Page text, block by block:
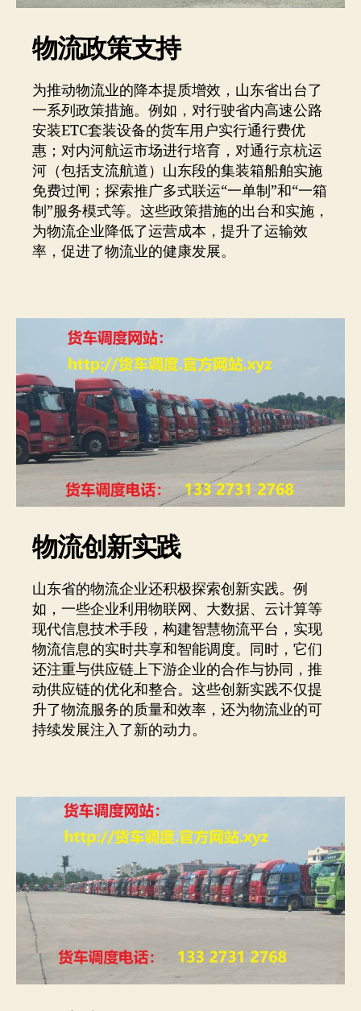
物流政策支持
为推动物流业的降本提质增效，山东省出台了
一系列政策措施。例如，对行驶省内高速公路
安装ETC套装设备的货车用户实行通行费优
惠；对内河航运市场进行培育，对通行京杭运
河（包括支流航道）山东段的集装箱船舶实施
免费过闸；探索推广多式联运“一单制”和“一箱
制”服务模式等。这些政策措施的出台和实施，
为物流企业降低了运营成本，提升了运输效
率，促进了物流业的健康发展。
物流创新实践
山东省的物流企业还积极探索创新实践。例
如，一些企业利用物联网、大数据、云计算等
现代信息技术手段，构建智慧物流平台，实现
物流信息的实时共享和智能调度。同时，它们
还注重与供应链上下游企业的合作与协同，推
动供应链的优化和整合。这些创新实践不仅提
升了物流服务的质量和效率，还为物流业的可
持续发展注入了新的动力。